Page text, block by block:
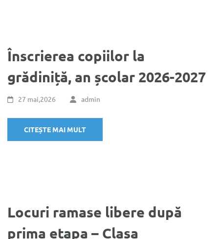
Înscrierea copiilor la
grădiniță, an școlar 2026-2027
27 mai,2026 admin
CITEȘTE MAI MULT
Locuri ramase libere după
prima etapa – Clasa